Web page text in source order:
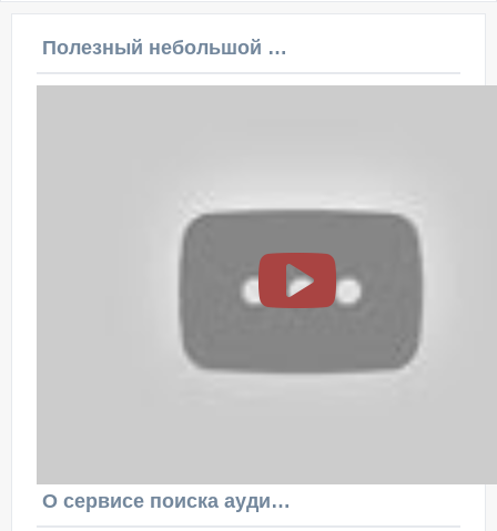
Полезный небольшой видеоурок по этой теме
О сервисе поиска аудитории ВКонтакте